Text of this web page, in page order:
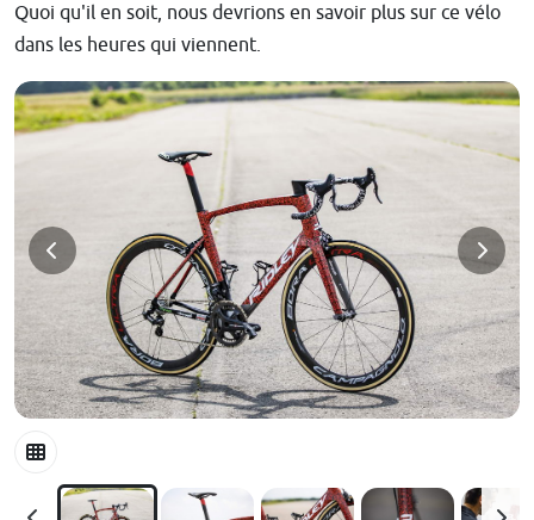
Quoi qu'il en soit, nous devrions en savoir plus sur ce vélo
dans les heures qui viennent.